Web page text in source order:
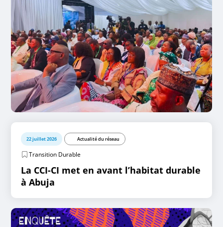
22 juillet 2026 Actualité du réseau
Transition Durable
La CCI-CI met en avant l’habitat durable
à Abuja